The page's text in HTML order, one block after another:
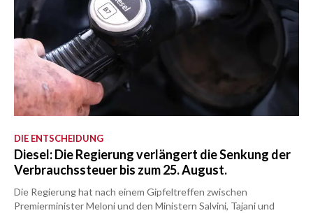
DIE ENTSCHEIDUNG
Diesel: Die Regierung verlängert die Senkung der
Verbrauchssteuer bis zum 25. August.
Die Regierung hat nach einem Gipfeltreffen zwischen
Premierminister Meloni und den Ministern Salvini, Tajani und